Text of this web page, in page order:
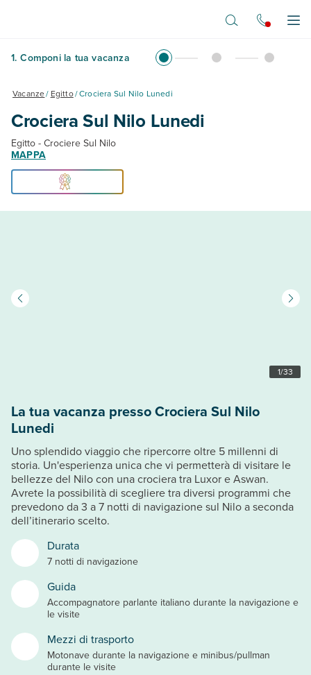
1. Componi la tua vacanza
Vacanze/ Egitto/Crociera Sul Nilo Lunedi
Crociera Sul Nilo Lunedi
Egitto - Crociere Sul Nilo
MAPPA
1/33
Durata
7 notti di navigazione
Guida
Accompagnatore parlante italiano durante la navigazione e
le visite
Mezzi di trasporto
Motonave durante la navigazione e minibus/pullman
durante le visite
La tua vacanza presso Crociera Sul Nilo
Lunedi
Uno splendido viaggio che ripercorre oltre 5 millenni di
storia. Un'esperienza unica che vi permetterà di visitare le
bellezze del Nilo con una crociera tra Luxor e Aswan.
Avrete la possibilità di scegliere tra diversi programmi che
prevedono da 3 a 7 notti di navigazione sul Nilo a seconda
dell’itinerario scelto.